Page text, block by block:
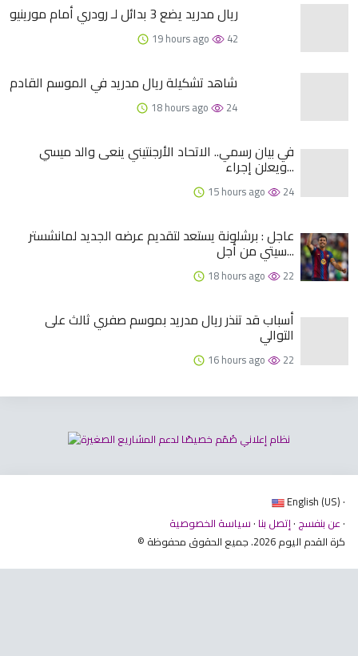
ريال مدريد يضع 3 بدائل لـ رودري أمام مورينيو
19 hours ago 42
شاهد تشكيلة ريال مدريد في الموسم القادم
18 hours ago 24
في بيان رسمي.. الاتحاد الأرجنتيني ينعى والد ميسي
ويعلن إجراء...
15 hours ago 24
عاجل : برشلونة يستعد لتقديم عرضه الجديد لمانشستر
سيتي من أجل...
18 hours ago 22
أسباب قد تنذر ريال مدريد بموسم صفري ثالث على
التوالي
16 hours ago 22
English (US) ·
عن بنفسج ·إتصل بنا · سياسة الخصوصية
·
© كرة القدم اليوم 2026. جميع الحقوق محفوظة